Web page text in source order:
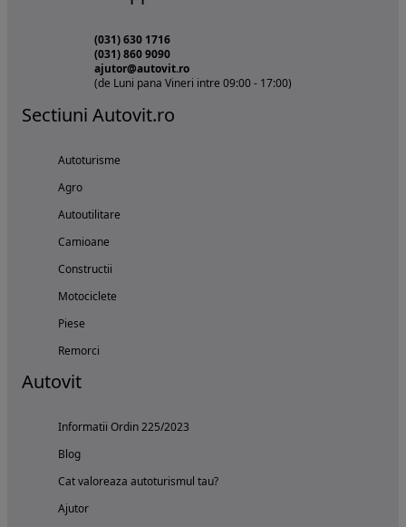
(031) 630 1716
(031) 860 9090
ajutor@autovit.ro
(de Luni pana Vineri intre 09:00 - 17:00)
Sectiuni Autovit.ro
Autoturisme
Agro
Autoutilitare
Camioane
Constructii
Motociclete
Piese
Remorci
Autovit
Informatii Ordin 225/2023
Blog
Cat valoreaza autoturismul tau?
Ajutor